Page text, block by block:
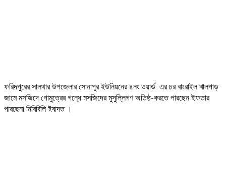
ফরিদপুরের সালথার উপজেলার সোনাপুর ইউনিয়নের ৪নং ওয়ার্ড এর চর বাংরাইল খালপাড়
জামে মসজিদে গোমুত্রের গন্ধে মসজিদের মুসুল্লিগণ অতিষ্ঠ-করতে পারছেন ইফতার
পারছেনা নিরিবিলি ইবাদত ।